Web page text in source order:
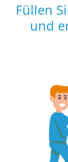
Füllen
und